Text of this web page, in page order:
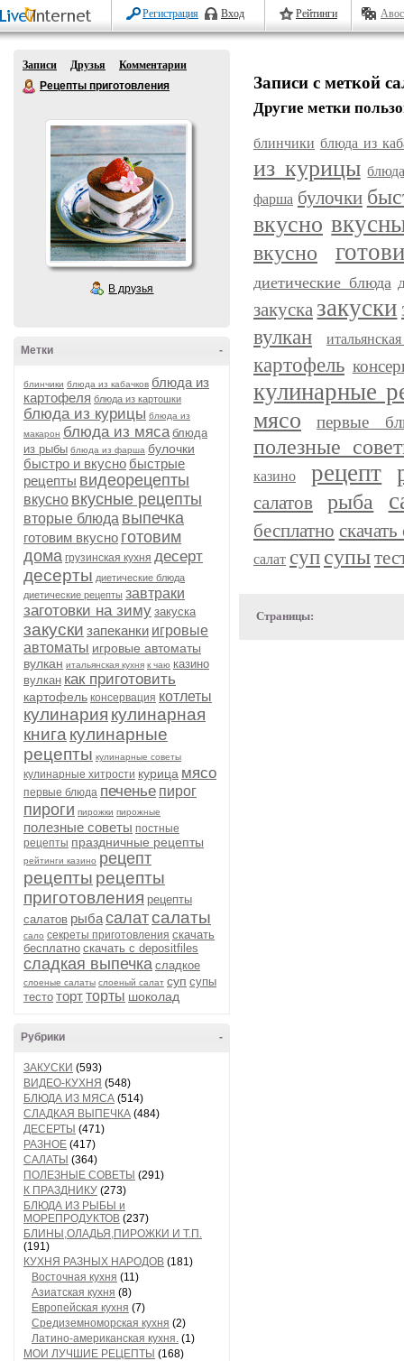
Регистрация Вход Рейтинги
Записи Друзья
Комментарии
Рецепты приготовления
В друзья
-
Метки
блинчики блюда из кабачков блюда из
картофеля блюда из картошки
блюда из курицы блюда из
макарон блюда из мяса блюда
из рыбы блюда из фарша булочки
быстро и вкусно быстрые
рецепты видеорецепты
вкусно вкусные рецепты
вторые блюда выпечка
готовим вкусно готовим
дома грузинская кухня десерт
десерты диетические блюда
диетические рецепты завтраки
заготовки на зиму закуска
закуски запеканки игровые
автоматы игровые автоматы
вулкан итальянская кухня к чаю казино
вулкан как приготовить
картофель консервация котлеты
кулинария кулинарная
книга кулинарные
рецепты кулинарные советы
кулинарные хитрости курица мясо
первые блюда печенье пирог
пироги пирожки пирожные
полезные советы постные
рецепты праздничные рецепты
рейтинги казино рецепт
рецепты рецепты
приготовления рецепты
салатов рыбасалатсалаты
сало секреты приготовления скачать
бесплатно скачать с depositfiles
сладкая выпечка сладкое
слоеные салаты слоеный салат суп супы
тесто тортторты шоколад
-
Рубрики
ЗАКУСКИ (593)
ВИДЕО-КУХНЯ (548)
БЛЮДА ИЗ МЯСА (514)
СЛАДКАЯ ВЫПЕЧКА (484)
ДЕСЕРТЫ (471)
РАЗНОЕ (417)
САЛАТЫ (364)
ПОЛЕЗНЫЕ СОВЕТЫ (291)
К ПРАЗДНИКУ (273)
БЛЮДА ИЗ РЫБЫ и
МОРЕПРОДУКТОВ (237)
БЛИНЫ,ОЛАДЬЯ,ПИРОЖКИ И Т.П.
(191)
КУХНЯ РАЗНЫХ НАРОДОВ (181)
Восточная кухня (11)
Азиатская кухня (8)
Европейская кухня (7)
Средиземноморская кухня (2)
Латино-американская кухня. (1)
МОИ ЛУЧШИЕ РЕЦЕПТЫ (168)
Записи с меткой
Другие метки
блинчики блюда из
из курицы
фарша булочки
вкусно
вкусно
диетические блюда
закусказакуски
вулкан
картофель
кулинарные
мясо
первые
полезные
казино рецепт
салатов рыба
бесплатно
салат суп супы
Страницы: